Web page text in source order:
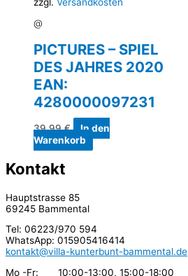
@
PICTURES – SPIEL
DES JAHRES 2020
EAN:
4280000097231
39,99€
In den
Warenkorb
Kontakt
Hauptstrasse 85
69245 Bammental
Tel: 06223/970 594
WhatsApp: 015905416414
kontakt@villa-kunterbunt-bammental.de
Mo -Fr: 10:00-13:00, 15:00-18:00